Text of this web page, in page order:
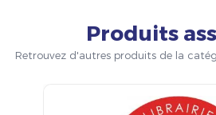
Produits
Retrouvez d'autres produits de la